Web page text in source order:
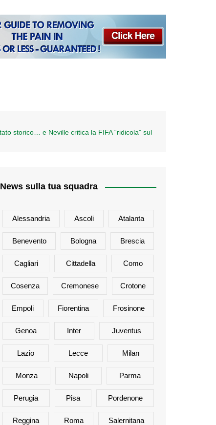
storico… e Neville critica la FIFA “ridicola” sul
News sulla tua squadra
Alessandria Ascoli Atalanta
Benevento Bologna Brescia
Cagliari Cittadella Como
Cosenza Cremonese Crotone
Empoli Fiorentina Frosinone
Genoa Inter Juventus
Lazio Lecce Milan
Monza Napoli Parma
Perugia Pisa Pordenone
Reggina Roma Salernitana